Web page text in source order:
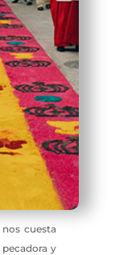
cuesta
y